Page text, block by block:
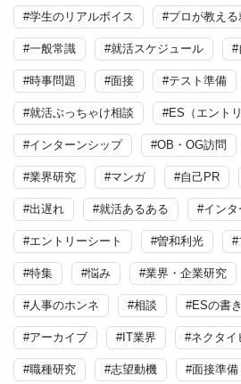
#学生のリアルボイス #プロが教える
#一般常識 #就活スケジュール #
#時事問題 #面接 #テスト準備
#就活ぶっちゃけ相談 #ES（エント
#インターンシップ #OB・OG訪問
#業界研究 #マンガ #自己PR
#出遅れ #就活あるある #イン
#エントリーシート #曽和利光 #
#特集 #悩み #業界・企業研究
#人事のホンネ #相談 #ESの書
#アーカイブ #IT業界 #ネクタイ
#職種研究 #志望動機 #面接準備